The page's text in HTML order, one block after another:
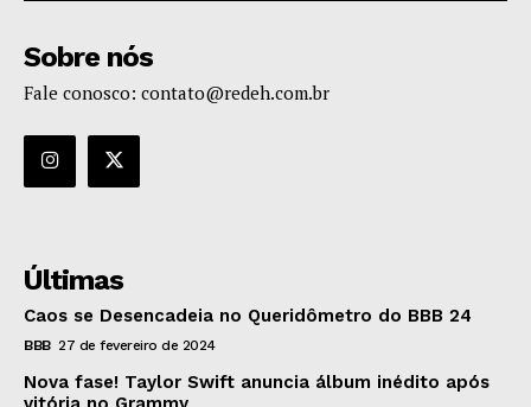
Sobre nós
Fale conosco: contato@redeh.com.br
Últimas
Caos se Desencadeia no Queridômetro do BBB 24
BBB 27 de fevereiro de 2024
Nova fase! Taylor Swift anuncia álbum inédito após